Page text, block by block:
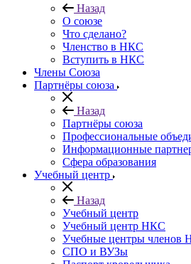
Назад
О союзе
Что сделано?
Членство в НКС
Вступить в НКС
Члены Союза
Партнёры союза
Назад
Партнёры союза
Профессиональные
Информационные
Сфера образования
Учебный центр
Назад
Учебный центр
Учебный центр НКС
Учебные центры членов
СПО и ВУЗы